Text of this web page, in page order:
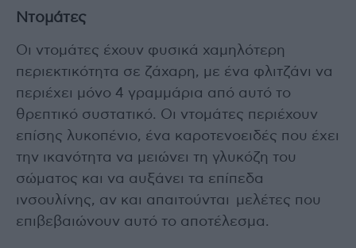
Ντομάτες
Οι ντομάτες έχουν φυσικά χαμηλότερη
περιεκτικότητα σε ζάχαρη, με ένα φλιτζάνι να
περιέχει μόνο 4 γραμμάρια από αυτό το
θρεπτικό συστατικό. Οι ντομάτες περιέχουν
επίσης λυκοπένιο, ένα καροτενοειδές που έχει
την ικανότητα να μειώνει τη γλυκόζη του
σώματος και να αυξάνει τα επίπεδα
ινσουλίνης, αν και απαιτούνται μελέτες που
επιβεβαιώνουν αυτό το αποτέλεσμα.